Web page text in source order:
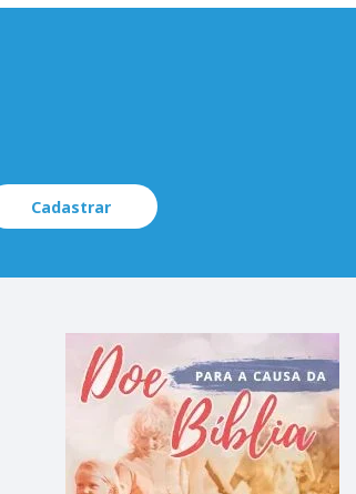
Cadastrar